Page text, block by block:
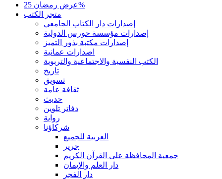
عرض رمضان 25%
متجر الكتب
إصدارات دار الكتاب الجامعي
إصدارات مؤسسة حورس الدولية
إصدارات مكتبة بذور التميز
اصدارات عمانية
الكتب النفسية والاجتماعية والتربوية
تاريخ
تسويق
ثقافة عامة
حديث
دفاتر تلوين
رواية
شركاؤنا
العربية للجميع
جرير
جمعية المحافظة على القرآن الكريم
دار العلم والإيمان
دار الفجر